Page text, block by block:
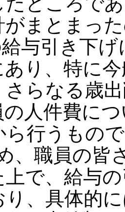
がまとまっ
与引き下
り、特に
さらなる歳
の人件費に
ら行うもの
、職員の皆
で、給与
り、具体的